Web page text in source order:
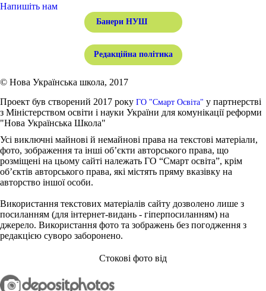
Напишіть нам
Банери НУШ
Редакційна політика
© Нова Українська школа, 2017
Проект був створений 2017 року ГО "Смарт Освіта" у партнерстві
з Міністерством освіти і науки України для комунікації реформи
"Нова Українська Школа"
Усі виключні майнові й немайнові права на текстові матеріали,
фото, зображення та інші об’єкти авторського права, що
розміщені на цьому сайті належать ГО “Смарт освіта”, крім
об’єктів авторського права, які містять пряму вказівку на
авторство іншої особи.
Використання текстових матеріалів сайту дозволено лише з
посиланням (для інтернет-видань - гіперпосиланням) на
джерело. Використання фото та зображень без погодження з
редакцією суворо заборонено.
Стокові фото від